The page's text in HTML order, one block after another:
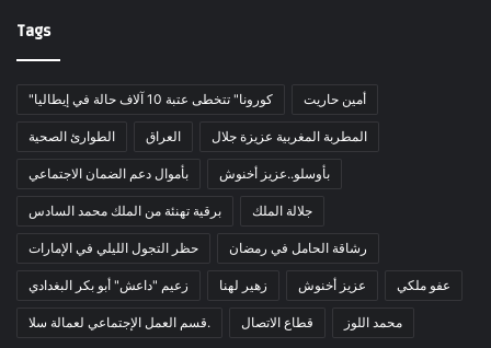
Tags
"كورونا" تتخطى عتبة 10 آلاف حالة في إيطاليا أمين حاريت
الطوارئ الصحية العراق المطربة المغربية عزيزة جلال
بأموال دعم الضمان الاجتماعي بأوسلو..عزيز أخنوش
برقية تهنئة من الملك محمد السادس جلالة الملك
حظر التجول الليلي في الإمارات رشاقة الحامل في رمضان
زعيم "داعش" أبو بكر البغدادي زهير لهنا عزيز أخنوش عفو ملكي
قسم العمل الإجتماعي لعمالة سلا. قطاع الاتصال محمد اللوز